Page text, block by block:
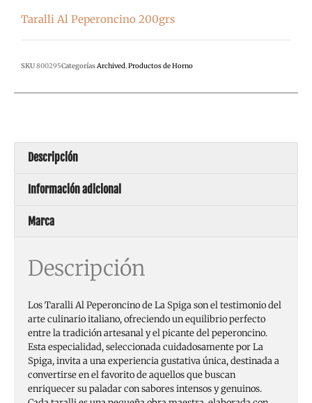
Taralli Al Peperoncino 200grs
SKU800295CategoríasArchived,Productos de Horno
Descripción
Información adicional
Marca
Descripción
Los Taralli Al Peperoncino de La Spiga son el testimonio del
arte culinario italiano, ofreciendo un equilibrio perfecto
entre la tradición artesanal y el picante del peperoncino.
Esta especialidad, seleccionada cuidadosamente por La
Spiga, invita a una experiencia gustativa única, destinada a
convertirse en el favorito de aquellos que buscan
enriquecer su paladar con sabores intensos y genuinos.